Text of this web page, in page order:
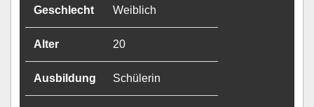
Geschlecht Weiblich
Alter 20
Ausbildung Schülerin